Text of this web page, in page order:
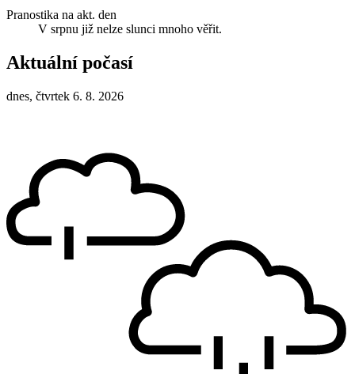
Pranostika na akt. den
V srpnu již nelze slunci mnoho věřit.
Aktuální počasí
dnes, čtvrtek 6. 8. 2026